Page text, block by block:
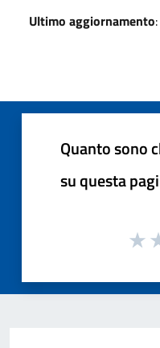
Ultimo aggiornamento
Quanto sono
su questa